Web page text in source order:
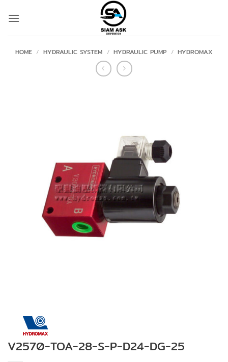
HOME / HYDRAULIC SYSTEM / HYDRAULIC PUMP / HYDROMAX
V2570-TOA-28-S-P-D24-DG-25